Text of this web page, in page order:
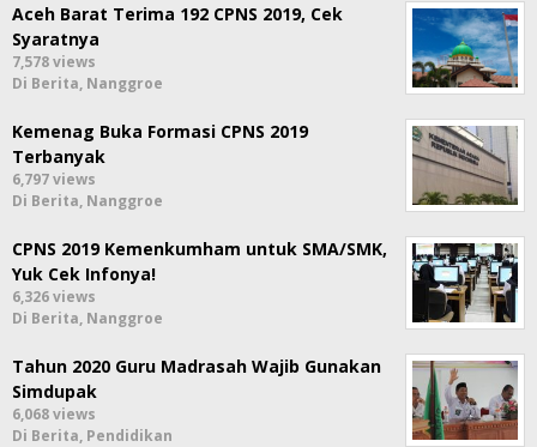
Aceh Barat Terima 192 CPNS 2019, Cek
Syaratnya
7,578 views
Di Berita, Nanggroe
Kemenag Buka Formasi CPNS 2019
Terbanyak
6,797 views
Di Berita, Nanggroe
CPNS 2019 Kemenkumham untuk SMA/SMK,
Yuk Cek Infonya!
6,326 views
Di Berita, Nanggroe
Tahun 2020 Guru Madrasah Wajib Gunakan
Simdupak
6,068 views
Di Berita, Pendidikan